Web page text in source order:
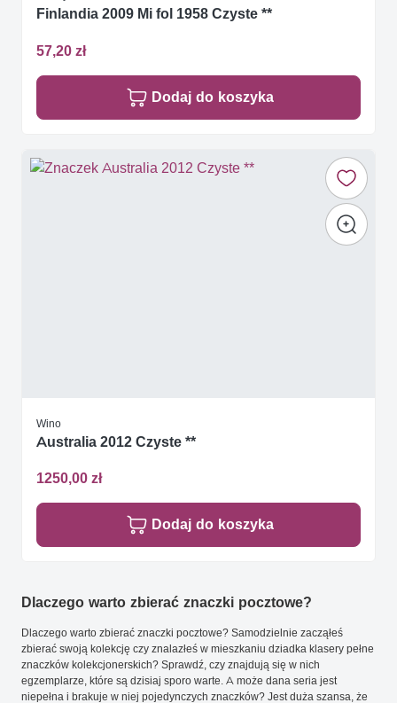
Finlandia 2009 Mi fol 1958 Czyste **
57,20 zł
Dodaj do koszyka
Wino
Australia 2012 Czyste **
1250,00 zł
Dodaj do koszyka
Dlaczego warto zbierać znaczki pocztowe?
Dlaczego warto zbierać znaczki pocztowe? Samodzielnie zacząłeś
zbierać swoją kolekcję czy znalazłeś w mieszkaniu dziadka klasery pełne
znaczków kolekcjonerskich? Sprawdź, czy znajdują się w nich
egzemplarze, które są dzisiaj sporo warte. A może dana seria jest
niepełna i brakuje w niej pojedynczych znaczków? Jest duża szansa, że